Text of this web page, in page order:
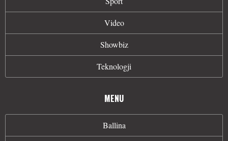
Video
Showbiz
Teknologji
MENU
Ballina